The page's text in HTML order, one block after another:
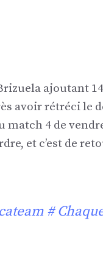
ajoutant
avoir rétréci le
match 4 de
et c’est de
#